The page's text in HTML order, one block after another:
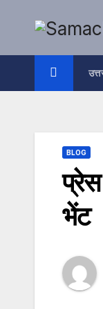
BLOG
भेंट